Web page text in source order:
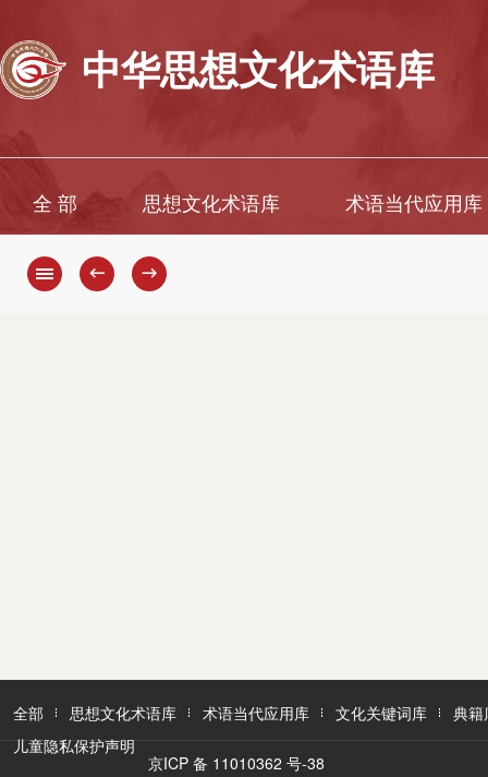
中华思想文化术语库
全 部 思想文化术语库 术语当代应用库
← →
全部 思想文化术语库 术语当代应用库 文化关键词库
典籍
儿童隐私保护声明
京ICP 备 11010362 号-38